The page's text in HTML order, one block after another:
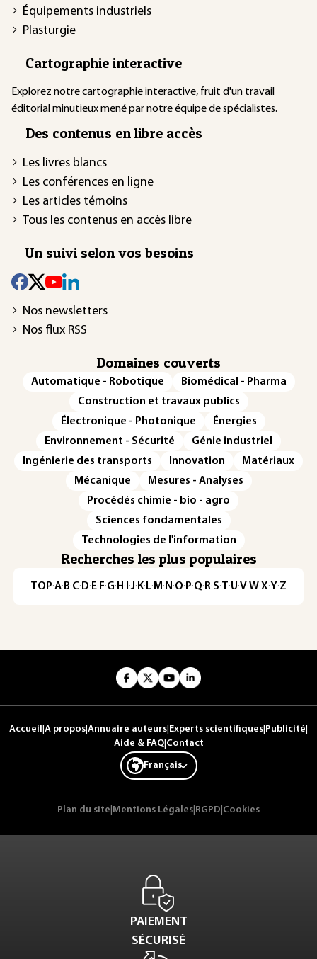
Équipements industriels
Plasturgie
Cartographie interactive
Explorez notrecartographie interactive, fruit d'un travail
éditorial minutieux mené par notre équipe de spécialistes.
Des contenus en libre accès
Les livres blancs
Les conférences en ligne
Les articles témoins
Tous les contenus en accès libre
Un suivi selon vos besoins
Nos newsletters
Nos flux RSS
Domaines couverts
Automatique - Robotique
Biomédical - Pharma
Construction et travaux publics
Électronique - Photonique
Énergies
Environnement - Sécurité
Génie industriel
Ingénierie des transports
Innovation
Matériaux
Mécanique
Mesures - Analyses
Procédés chimie - bio - agro
Sciences fondamentales
Technologies de l'information
Recherches les plus populaires
TOP·A·B·C· D· E· F·G· H · ·J· K· L· M · N ·O· P·Q· R·S·T·U·V·W·X·Y·Z
Accueil A propos Annuaire auteurs Experts scientifiques Publicité
Aide & FAQ| Contact
Français
Plan du site Mentions Légales RGPD Cookies
PAIEMENT
SÉCURISÉ